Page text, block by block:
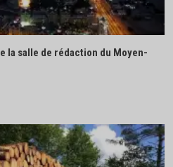
la salle de rédaction du Moyen-